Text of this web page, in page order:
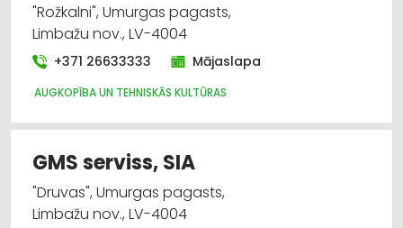
"Rožkalni", Umurgas pagasts,
Limbažu nov., LV-4004
+371 26633333 Mājaslapa
AUGKOPĪBA UN TEHNISKĀS KULTŪRAS
GMS serviss, SIA
"Druvas", Umurgas pagasts,
Limbažu nov., LV-4004